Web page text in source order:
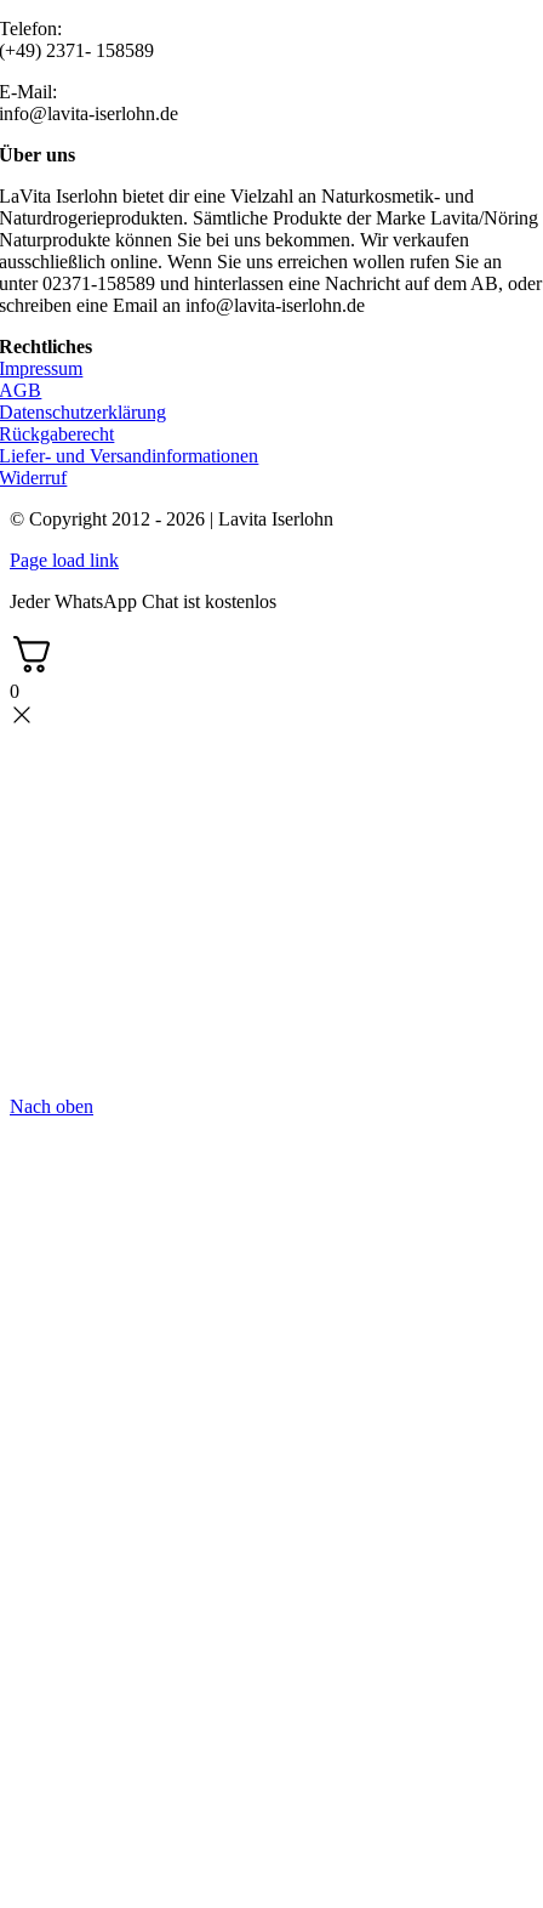
Telefon:
(+49) 2371- 158589
E-Mail:
info@lavita-iserlohn.de
Über uns
LaVita Iserlohn bietet dir eine Vielzahl an Naturkosmetik- und
Naturdrogerieprodukten. Sämtliche Produkte der Marke Lavita/Nöring
Naturprodukte können Sie bei uns bekommen. Wir verkaufen
ausschließlich online. Wenn Sie uns erreichen wollen rufen Sie an
unter 02371-158589 und hinterlassen eine Nachricht auf dem AB, oder
schreiben eine Email an info@lavita-iserlohn.de
Rechtliches
Impressum
AGB
Datenschutzerklärung
Rückgaberecht
Liefer- und Versandinformationen
Widerruf
© Copyright 2012 - 2026 | Lavita Iserlohn
Page load link
Jeder WhatsApp Chat ist kostenlos
0
Nach oben